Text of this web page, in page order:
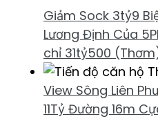
Giảm Sock 3tỷ9
Lương Định Của
chỉ 31tỷ500
View Sông Liên
11Tỷ Đường 16m